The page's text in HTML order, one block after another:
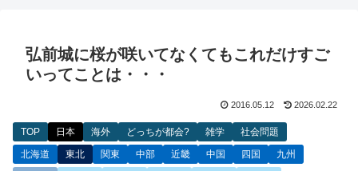
弘前城に桜が咲いてなくてもこれだけすご
いってことは・・・
2016.05.12 2026.02.22
TOP 日本 海外 どっちが都会? 雑学 社会問題
北海道 東北 関東 中部 近畿 中国 四国 九州